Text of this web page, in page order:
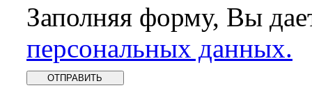
Заполняя форму, Вы
персональных данных.